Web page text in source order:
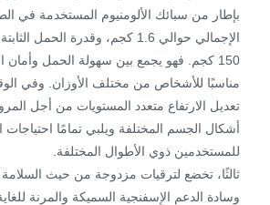
بإطار من سبائك الألومنيوم المستخدمة في
الإجمالي حوالي 1.6 كجم، وقدرة
150 كجم. فهو يجمع بين سهولة الحمل وأمان
مناسبًا للأشخاص من مختلف الأوزان. وفي
تعديل الارتفاع متعدد المستويات من أجل
أشكال الجسم المختلفة ويلبي تمامًا
للمستخدمين ذوي الأطوال المختلفة.
ثالثًا، تخضع لترقيات مزدوجة من حيث السلامة
وسادة الدعم الإسفنجية السميكة والمرنة